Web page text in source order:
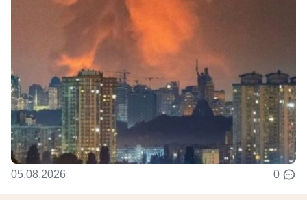
05.08.2026 0